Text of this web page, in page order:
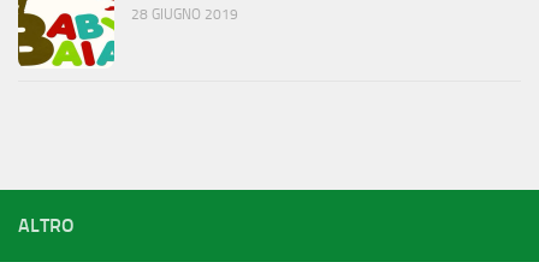
28 GIUGNO 2019
ALTRO